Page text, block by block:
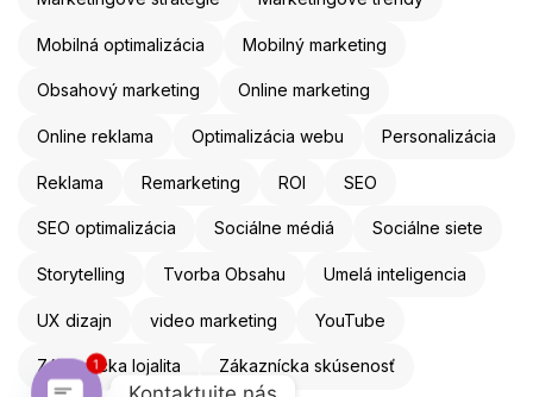
Mobilná optimalizácia Mobilný marketing
Obsahový marketing Online marketing
Online reklama Optimalizácia webu Personalizácia
Reklama Remarketing ROI SEO
SEO optimalizácia Sociálne médiá Sociálne siete
Storytelling Tvorba Obsahu Umelá inteligencia
UX dizajn video marketing YouTube
Zákaznícka lojalita Zákaznícka skúsenosť
1